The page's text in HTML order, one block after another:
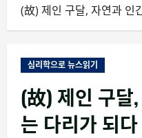
(故) 제인 구달, 자연과 인
심리학으로 뉴스읽기
(故) 제인 구달
는 다리가 되다